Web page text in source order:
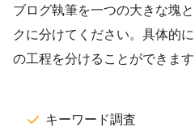
ブログ執筆を一つの大きな塊
クに分けてください。具体的
の工程を分けることができます
キーワード調査